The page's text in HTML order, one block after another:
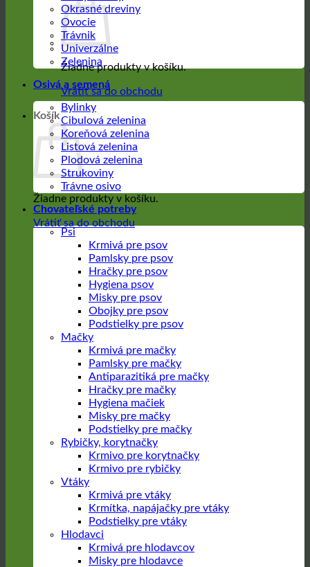
Žiadne produkty v košíku.
Vrátiť sa do obchodu
Košík
Žiadne produkty v košíku.
Vrátiť sa do obchodu
Okrasné dreviny
Ovocie
Trávnik
Univerzálne
Zelenina
Osivá a semená
Bylinky
Cibulová zelenina
Koreňová zelenina
Listová zelenina
Plodová zelenina
Strukoviny
Trávne osivo
Chovateľské potreby
Psi
Krmivá pre psov
Pamlsky pre psov
Hračky pre psov
Hygiena psov
Misky pre psov
Obojky pre psov
Podstielky pre psov
Mačky
Krmivá pre mačky
Pamlsky pre mačky
Antiparazitiká pre mačky
Hračky pre mačky
Hygiena mačiek
Misky pre mačky
Podstielky pre mačky
Rybičky, korytnačky
Krmivo pre korytnačky
Krmivo pre rybičky
Vtáky
Krmivá pre vtáky
Krmítka, napájačky pre vtáky
Podstielky pre vtáky
Hlodavci
Krmivá pre hlodavcov
Misky pre hlodavce